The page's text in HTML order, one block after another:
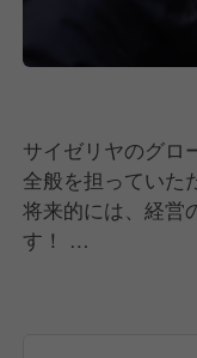
【愛されるづけ
当社では、食材
で行う「製造直
リーズナブルな
するべく、日々安
多くの方に毎日
料理を楽しんでい
いきます。
サイゼリヤのグロ
全般を担っていた
将来的には、経営
す！